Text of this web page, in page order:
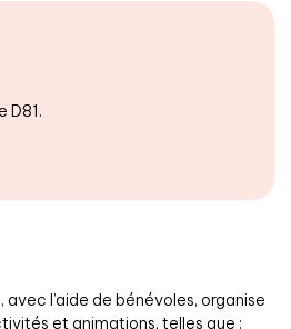
D81.
avec l’aide de bénévoles, organise
et animations, telles que :